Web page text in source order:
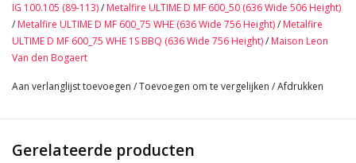
98 cm Binnenbreedte 38,58 Inch
91 cm Binnenhoogte 35,82 Inch
36 cm Diepte Tablet 14,17 Inch
IG 100.105 (89-113)/ Metalfire ULTIME D MF 600_50 (636 Wide 506 Height)
/ Metalfire ULTIME D MF 600_75 WHE (636 Wide 756 Height)/ Metalfire
ULTIME D MF 600_75 WHE 1S BBQ (636 Wide 756 Height)/ Maison Leon
Van den Bogaert
Aan verlanglijst toevoegen /Toevoegen om te vergelijken /Afdrukken
Gerelateerde producten